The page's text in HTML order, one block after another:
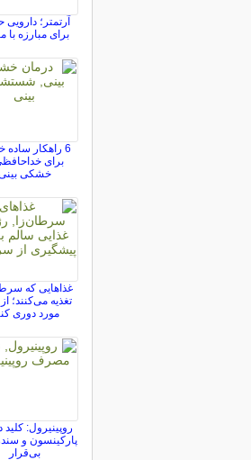
آرتمتر؛ دارویی
برای مبارزه با
6 راهکار ساده
برای
خشکی
غذاهایی که
مورد دوری
روپینیرول: کلید
پارکینسون و
بی‌قرار